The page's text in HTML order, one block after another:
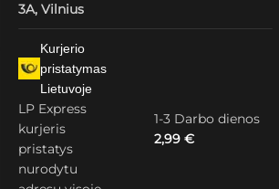
3A, Vilnius
Kurjerio
pristatymas
Lietuvoje
LP Express
kurjeris
pristatys
nurodytu
1-3 Darbo dienos
2,99€